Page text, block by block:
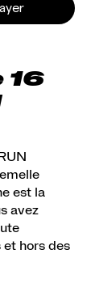
16
est la
avez
et hors des